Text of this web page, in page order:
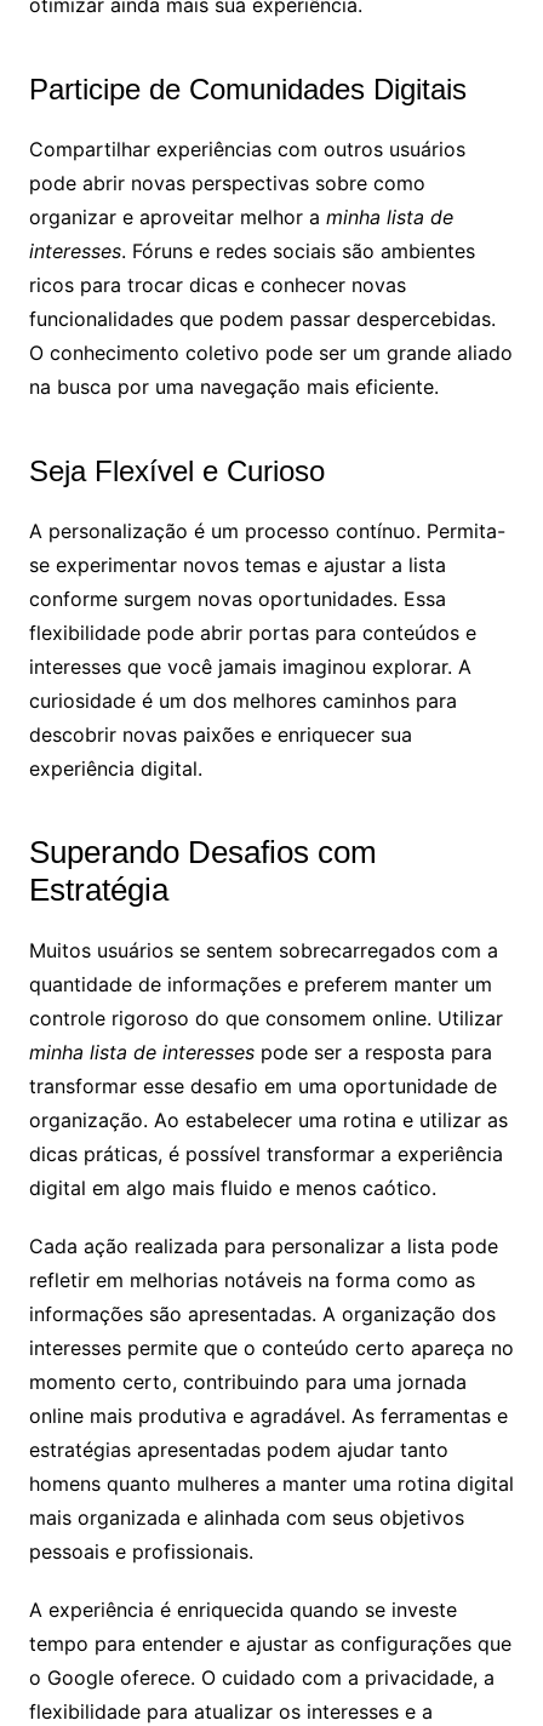
otimizar ainda mais sua experiência.
Participe de Comunidades Digitais
Compartilhar experiências com outros usuários
pode abrir novas perspectivas sobre como
organizar e aproveitar melhor a minha lista de
interesses. Fóruns e redes sociais são ambientes
ricos para trocar dicas e conhecer novas
funcionalidades que podem passar despercebidas.
O conhecimento coletivo pode ser um grande aliado
na busca por uma navegação mais eficiente.
Seja Flexível e Curioso
A personalização é um processo contínuo. Permita-
se experimentar novos temas e ajustar a lista
conforme surgem novas oportunidades. Essa
flexibilidade pode abrir portas para conteúdos e
interesses que você jamais imaginou explorar. A
curiosidade é um dos melhores caminhos para
descobrir novas paixões e enriquecer sua
experiência digital.
Superando Desafios com
Estratégia
Muitos usuários se sentem sobrecarregados com a
quantidade de informações e preferem manter um
controle rigoroso do que consomem online. Utilizar
minha lista de interessespode ser a resposta para
transformar esse desafio em uma oportunidade de
organização. Ao estabelecer uma rotina e utilizar as
dicas práticas, é possível transformar a experiência
digital em algo mais fluido e menos caótico.
Cada ação realizada para personalizar a lista pode
refletir em melhorias notáveis na forma como as
informações são apresentadas. A organização dos
interesses permite que o conteúdo certo apareça no
momento certo, contribuindo para uma jornada
online mais produtiva e agradável. As ferramentas e
estratégias apresentadas podem ajudar tanto
homens quanto mulheres a manter uma rotina digital
mais organizada e alinhada com seus objetivos
pessoais e profissionais.
A experiência é enriquecida quando se investe
tempo para entender e ajustar as configurações que
o Google oferece. O cuidado com a privacidade, a
flexibilidade para atualizar os interesses e a